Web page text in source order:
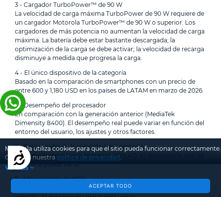
Accesibilidad
Motorola utiliza cookies para que el sitio pueda funcionar correctamente.
Conozca nuestra política de privacidad.
Ver más
ACEPTAR TODO
3 - Cargador TurboPower™ de 90 W
La velocidad de carga máxima TurboPower de 90 W requiere de
un cargador Motorola TurboPower™ de 90 W o superior. Los
cargadores de más potencia no aumentan la velocidad de carga
máxima. La batería debe estar bastante descargada; la
optimización de la carga se debe activar; la velocidad de recarga
disminuye a medida que progresa la carga.
4 - El único dispositivo de la categoría
Basado en la comparación de smartphones con un precio de
entre 600 y 1,180 USD en los países de LATAM en marzo de 2026.
5 - Desempeño del procesador
En comparación con la generación anterior (MediaTek
Dimensity 8400). El desempeño real puede variar en función del
entorno del usuario, los ajustes y otros factores.
6 - Desempeño de la velocidad de memoria
En comparación con la memoria UFS 4.0. El desempeño real de
la batería puede variar.
7 - Mayor rango de NFC
Según pruebas internas en las que se compara con el motorola